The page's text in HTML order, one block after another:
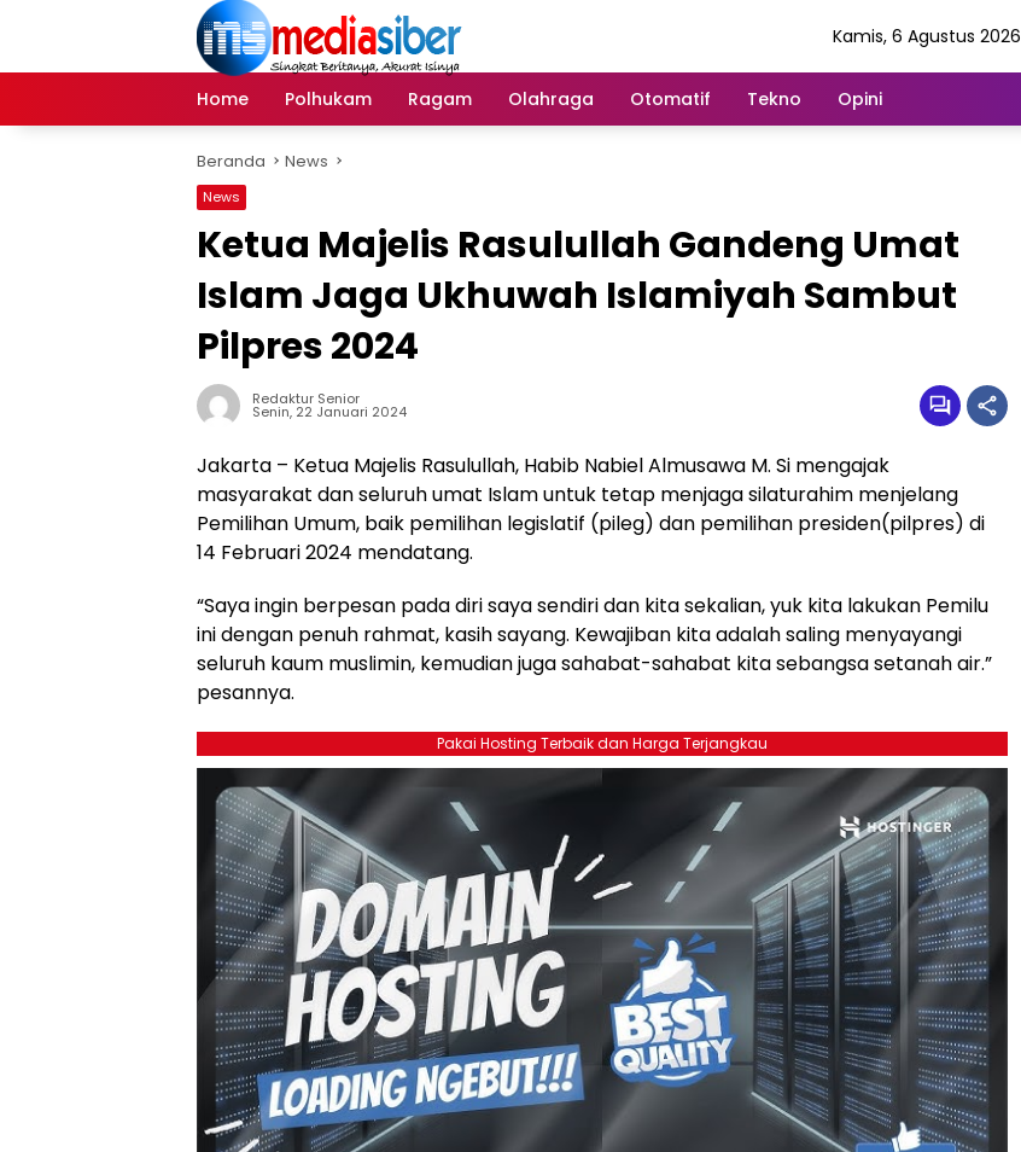
Kamis, 6 Agustus 2026
Home Polhukam Ragam Olahraga Otomatif Tekno Opini
Beranda News
News
Ketua Majelis Rasulullah Gandeng Umat
Islam Jaga Ukhuwah Islamiyah Sambut
Pilpres 2024
Redaktur Senior
Senin, 22 Januari 2024
Jakarta – Ketua Majelis Rasulullah, Habib Nabiel Almusawa M. Si mengajak
masyarakat dan seluruh umat Islam untuk tetap menjaga silaturahim menjelang
Pemilihan Umum, baik pemilihan legislatif (pileg) dan pemilihan presiden(pilpres) di
14 Februari 2024 mendatang.
“Saya ingin berpesan pada diri saya sendiri dan kita sekalian, yuk kita lakukan Pemilu
ini dengan penuh rahmat, kasih sayang. Kewajiban kita adalah saling menyayangi
seluruh kaum muslimin, kemudian juga sahabat-sahabat kita sebangsa setanah air.”
pesannya.
Pakai Hosting Terbaik dan Harga Terjangkau